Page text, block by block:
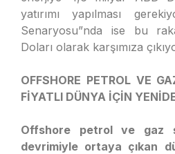
yatırımı yapılması
Senaryosu”nda ise bu
Doları olarak karşımıza
OFFSHORE PETROL VE
FİYATLI DÜNYA İÇİN
Offshore petrol ve gaz
devrimiyle ortaya çıkan